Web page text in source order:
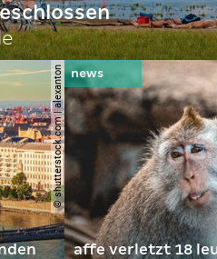
© shutterstock.com | alexanton
affe verletzt 18